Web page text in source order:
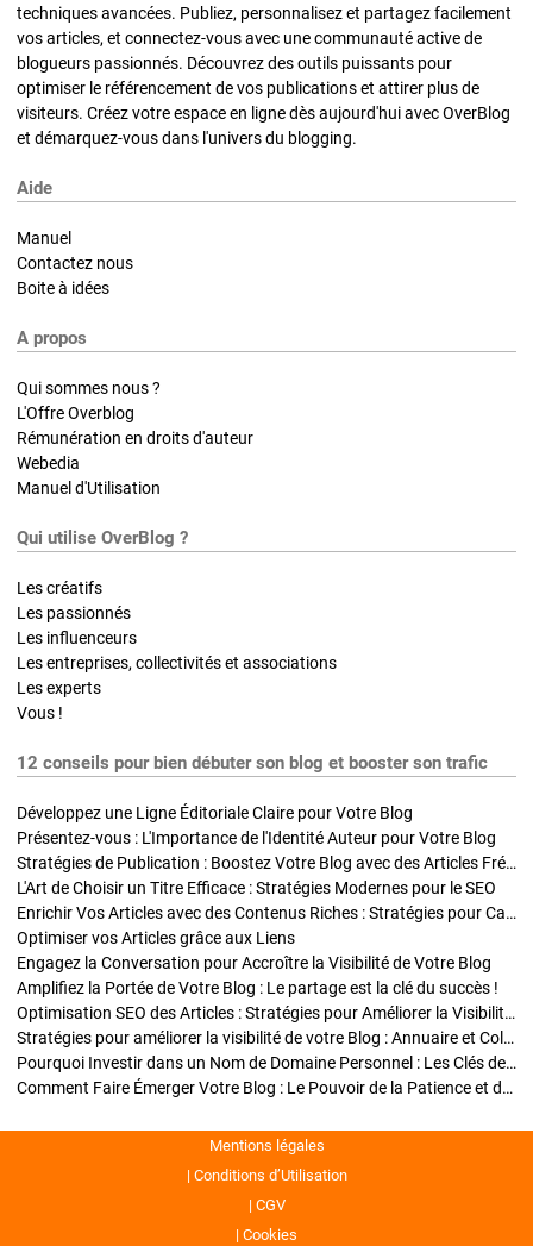
techniques avancées. Publiez, personnalisez et partagez facilement
vos articles, et connectez-vous avec une communauté active de
blogueurs passionnés. Découvrez des outils puissants pour
optimiser le référencement de vos publications et attirer plus de
visiteurs. Créez votre espace en ligne dès aujourd'hui avec OverBlog
et démarquez-vous dans l'univers du blogging.
Aide
Manuel
Contactez nous
Boite à idées
A propos
Qui sommes nous ?
L'Offre Overblog
Rémunération en droits d'auteur
Webedia
Manuel d'Utilisation
Qui utilise OverBlog ?
Les créatifs
Les passionnés
Les influenceurs
Les entreprises, collectivités et associations
Les experts
Vous !
12 conseils pour bien débuter son blog et booster son trafic
Développez une Ligne Éditoriale Claire pour Votre Blog
Présentez-vous : L'Importance de l'Identité Auteur pour Votre Blog
Stratégies de Publication : Boostez Votre Blog avec des Articles Fréquents et Exclusifs
L'Art de Choisir un Titre Efficace : Stratégies Modernes pour le SEO
Enrichir Vos Articles avec des Contenus Riches : Stratégies pour Captiver et Optimiser
Optimiser vos Articles grâce aux Liens
Engagez la Conversation pour Accroître la Visibilité de Votre Blog
Amplifiez la Portée de Votre Blog : Le partage est la clé du succès !
Optimisation SEO des Articles : Stratégies pour Améliorer la Visibilité de Votre Blog
Stratégies pour améliorer la visibilité de votre Blog : Annuaire et Collaborations
Pourquoi Investir dans un Nom de Domaine Personnel : Les Clés de la Réussite de Votre Blog
Comment Faire Émerger Votre Blog : Le Pouvoir de la Patience et de la Persévérance
Mentions légales
Conditions d’Utilisation
CGV
Cookies